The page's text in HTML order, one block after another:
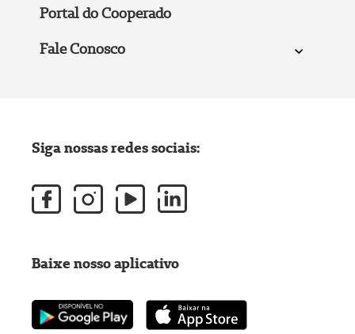
Portal do Cooperado
Fale Conosco
Siga nossas redes sociais:
Baixe nosso aplicativo